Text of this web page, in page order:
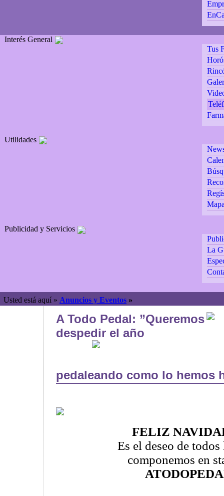
Interés General
Tus
Utilidades
Publicidad y Servicios
La
Usted está aquí » Anuncios y Eventos »
A Todo Pedal: ”Queremos
despedir el año
pedaleando como lo hemos
FELIZ
Es el deseo de todos
componemos en